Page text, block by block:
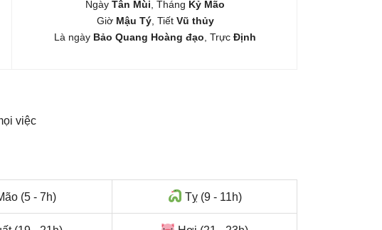
NgàyTân Mùi , Tháng Kỷ Mão
Giờ Mậu Tý, Tiết Vũ thủy
Là ngày Bảo Quang Hoàng đạo , TrựcĐịnh
việc
(5 - 7h) Tỵ (9 - 11h)